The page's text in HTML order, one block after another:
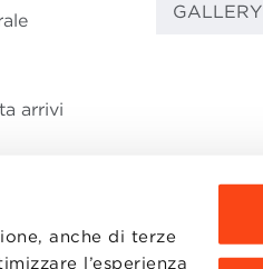
anche di terze
l’esperienza
arrivi
GALLERY